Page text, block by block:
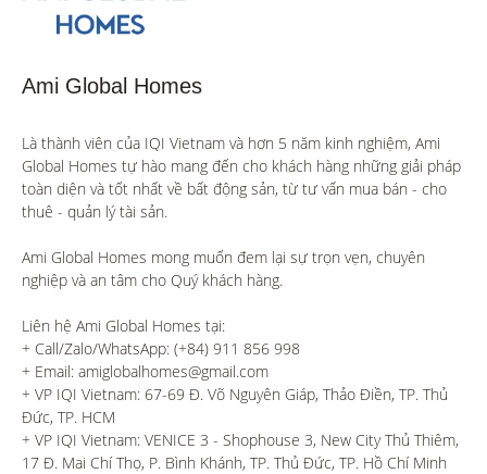
Ami Global Homes
Là thành viên của IQI Vietnam và hơn 5 năm kinh nghiệm, Ami
Global Homes tự hào mang đến cho khách hàng những giải pháp
toàn diện và tốt nhất về bất động sản, từ tư vấn mua bán - cho
thuê - quản lý tài sản.
Ami Global Homes mong muốn đem lại sự trọn vẹn, chuyên
nghiệp và an tâm cho Quý khách hàng.
Liên hệ Ami Global Homes tại:
+ Call/Zalo/WhatsApp: (+84) 911 856 998
+ Email: amiglobalhomes@gmail.com
+ VP IQI Vietnam: 67-69 Đ. Võ Nguyên Giáp, Thảo Điền, TP. Thủ
Đức, TP. HCM
+ VP IQI Vietnam: VENICE 3 - Shophouse 3, New City Thủ Thiêm,
17 Đ. Mai Chí Thọ, P. Bình Khánh, TP. Thủ Đức, TP. Hồ Chí Minh